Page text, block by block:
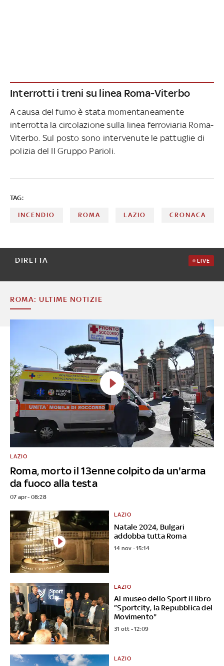
Interrotti i treni su linea Roma-Viterbo
A causa del fumo è stata momentaneamente
interrotta la circolazione sulla linea ferroviaria Roma-
Viterbo. Sul posto sono intervenute le pattuglie di
polizia del II Gruppo Parioli.
TAG:
INCENDIO ROMA LAZIO CRONACA
DIRETTA LIVE
ROMA: ULTIME NOTIZIE
Roma, morto il 13enne colpito da un'arma
da fuoco alla testa
LAZIO
07 apr - 08:28
Natale 2024, Bulgari
addobba tutta Roma
LAZIO
14 nov - 15:14
Al museo dello Sport il libro
“Sportcity, la Repubblica del
Movimento"
LAZIO
31 ott - 12:09
LAZIO